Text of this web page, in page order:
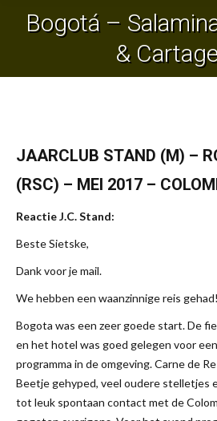
Bogotá –
&
JAARCLUB STAND (M) –
(RSC) – MEI 2017 –
Reactie J.C. Stand:
Beste Sietske,
Dank voor je mail.
We hebben een waanzinnige reis
Bogota was een zeer goede start. De
en het hotel was goed gelegen voor
programma in de omgeving. Carne de
Beetje gehyped, veel oudere stelletjes
tot leuk spontaan contact met de